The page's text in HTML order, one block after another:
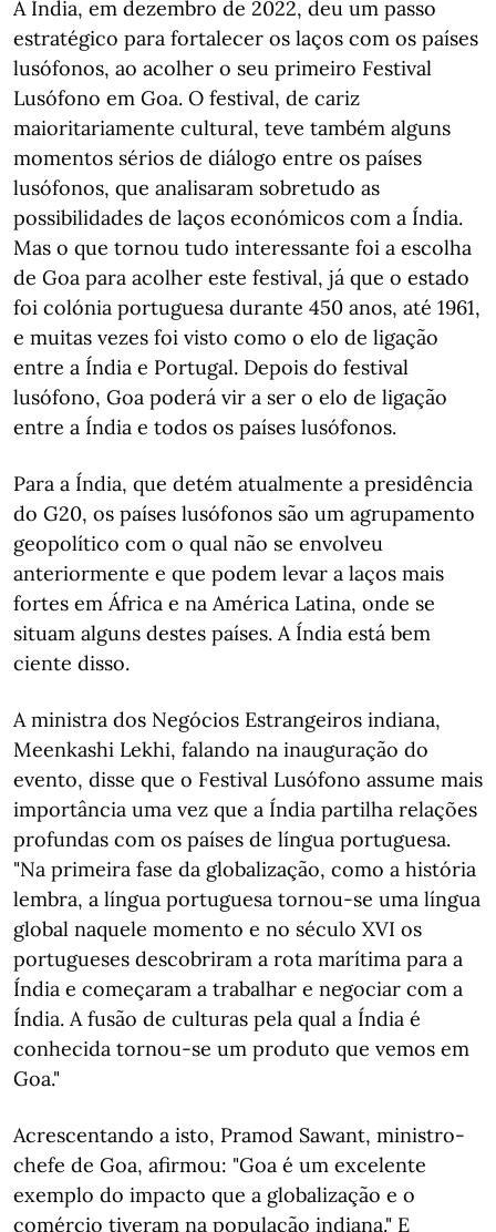
A Índia, em dezembro de 2022, deu um passo
estratégico para fortalecer os laços com os países
lusófonos, ao acolher o seu primeiro Festival
Lusófono em Goa. O festival, de cariz
maioritariamente cultural, teve também alguns
momentos sérios de diálogo entre os países
lusófonos, que analisaram sobretudo as
possibilidades de laços económicos com a Índia.
Mas o que tornou tudo interessante foi a escolha
de Goa para acolher este festival, já que o estado
foi colónia portuguesa durante 450 anos, até 1961,
e muitas vezes foi visto como o elo de ligação
entre a Índia e Portugal. Depois do festival
lusófono, Goa poderá vir a ser o elo de ligação
entre a Índia e todos os países lusófonos.
Para a Índia, que detém atualmente a presidência
do G20, os países lusófonos são um agrupamento
geopolítico com o qual não se envolveu
anteriormente e que podem levar a laços mais
fortes em África e na América Latina, onde se
situam alguns destes países. A Índia está bem
ciente disso.
A ministra dos Negócios Estrangeiros indiana,
Meenkashi Lekhi, falando na inauguração do
evento, disse que o Festival Lusófono assume mais
importância uma vez que a Índia partilha relações
profundas com os países de língua portuguesa.
"Na primeira fase da globalização, como a história
lembra, a língua portuguesa tornou-se uma língua
global naquele momento e no século XVI os
portugueses descobriram a rota marítima para a
Índia e começaram a trabalhar e negociar com a
Índia. A fusão de culturas pela qual a Índia é
conhecida tornou-se um produto que vemos em
Goa."
Acrescentando a isto, Pramod Sawant, ministro-
chefe de Goa, afirmou: "Goa é um excelente
exemplo do impacto que a globalização e o
comércio tiveram na população indiana." E